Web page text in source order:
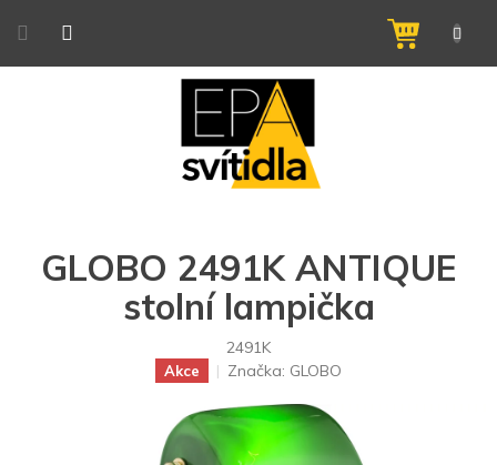
NÁKUPNÍ
KOŠÍK
GLOBO 2491K ANTIQUE
stolní lampička
2491K
Akce Značka: GLOBO